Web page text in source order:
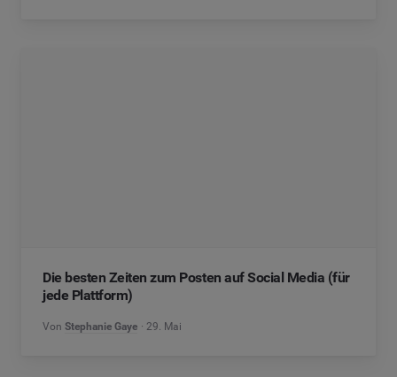
Die besten Zeiten zum Posten auf Social Media (für
jede Plattform)
Von Stephanie Gaye 29. Mai